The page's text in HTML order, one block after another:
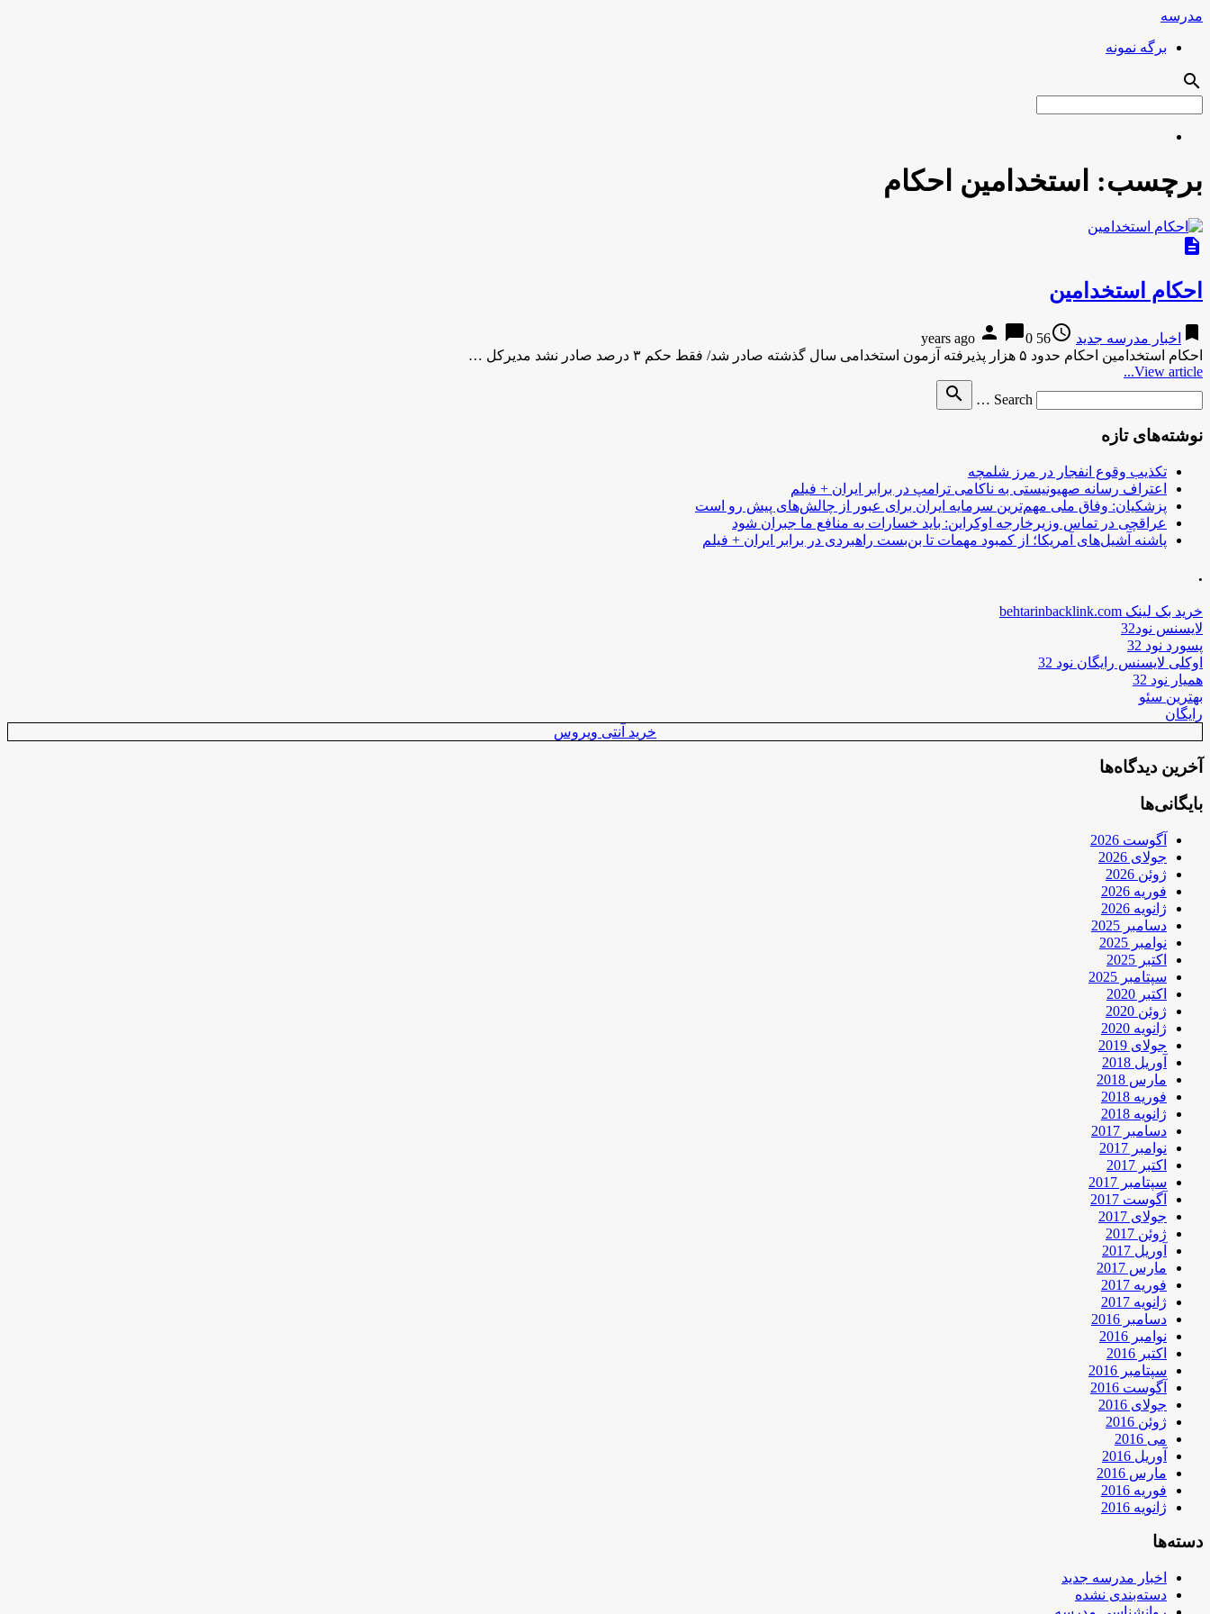
مدرسه
برگه نمونه
search
برچسب: استخدامین احکام
description
احکام استخدامین
bookmark اخبار مدرسه جدید access_time
56 years ago
person chat_bubble0
احکام استخدامین احکام حدود ۵ هزار پذیرفته آزمون استخدامی سال گذشته صادر شد/ فقط حکم ۳ درصد صادر نشد مدیرکل …
View article...
Search …
search
نوشته‌های تازه
تکذیب وقوع انفجار در مرز شلمچه
اعتراف رسانه صهیونیستی به ناکامی ترامپ در برابر ایران + فیلم
پزشکیان: وفاق ملی مهم‌ترین سرمایه ایران برای عبور از چالش‌های پیش رو است
عراقچی در تماس وزیرخارجه اوکراین: باید خسارات به منافع ما جبران شود
پاشنه آشیل‌های آمریکا؛ از کمبود مهمات تا بن‌بست راهبردی در برابر ایران + فیلم
.
خرید بک لینک behtarinbacklink.com
لایسنس نود32
پسورد نود 32
اوکلی لایسنس رایگان نود 32
همیار نود 32
بهترین سئو
رایگان
خرید آنتی ویروس
آخرین دیدگاه‌ها
بایگانی‌ها
آگوست 2026
جولای 2026
ژوئن 2026
فوریه 2026
ژانویه 2026
دسامبر 2025
نوامبر 2025
اکتبر 2025
سپتامبر 2025
اکتبر 2020
ژوئن 2020
ژانویه 2020
جولای 2019
آوریل 2018
مارس 2018
فوریه 2018
ژانویه 2018
دسامبر 2017
نوامبر 2017
اکتبر 2017
سپتامبر 2017
آگوست 2017
جولای 2017
ژوئن 2017
آوریل 2017
مارس 2017
فوریه 2017
ژانویه 2017
دسامبر 2016
نوامبر 2016
اکتبر 2016
سپتامبر 2016
آگوست 2016
جولای 2016
ژوئن 2016
می 2016
آوریل 2016
مارس 2016
فوریه 2016
ژانویه 2016
دسته‌ها
اخبار مدرسه جدید
دسته‌بندی نشده